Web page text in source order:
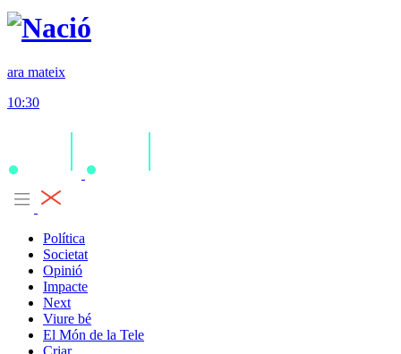
ara mateix
10:30
Política
Societat
Opinió
Impacte
Next
Viure bé
El Món de la Tele
Criar